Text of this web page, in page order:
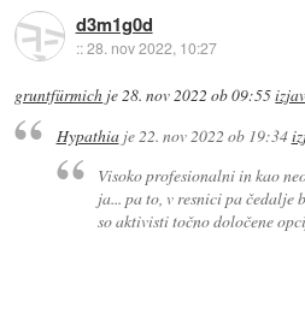
d3m1g0d
::28. nov 2022, 10:27
gruntfürmich je28. nov 2022 ob 09:55
Hypathiaje22. nov 2022 ob 19:34
Visoko profesionalni in kao
ja... pa to, v resnici pa čedalje
so aktivisti točno določene